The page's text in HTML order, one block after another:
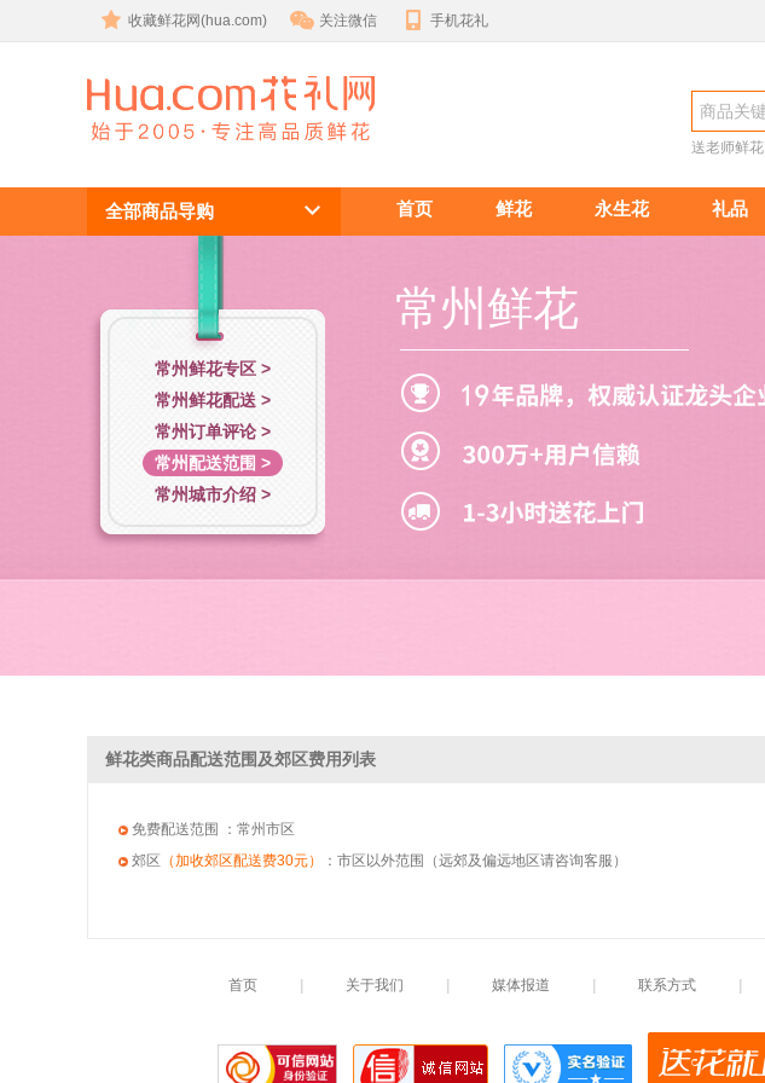
收藏鲜花网(hua.com) 关注微信 手机花礼
常州鲜花配送
范围
送老师鲜花
全部商品导购 首页 鲜花 永生花 礼品
常州鲜花专区 >
常州鲜花配送 >
常州订单评论 >
常州配送范围 >
常州城市介绍 >
常州鲜花
鲜花类商品配送范围及郊区费用列表
免费配送范围
：常州市区
郊区 （加收郊区配送费30元） ：市区以外范围（远郊及偏远地区请咨询客服）
首页 关于我们 媒体报道 联系方式